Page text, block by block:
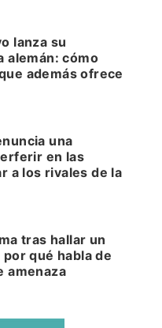
lanza su
alemán: cómo
además ofrece
una
en las
a los rivales de la
tras hallar un
qué habla de
amenaza